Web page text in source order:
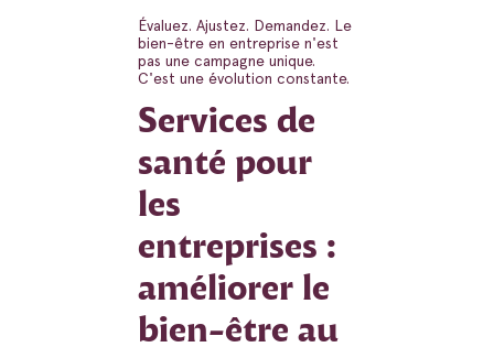
Évaluez. Ajustez. Demandez. Le
bien-être en entreprise n'est
pas une campagne unique.
C'est une évolution constante.
Services de
santé pour
les
entreprises :
améliorer le
bien-être au